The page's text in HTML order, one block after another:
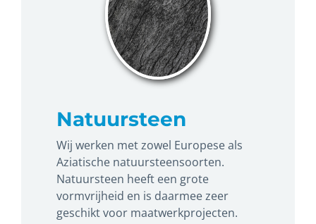
Natuursteen
Wij werken met zowel Europese als
Aziatische natuursteensoorten.
Natuursteen heeft een grote
vormvrijheid en is daarmee zeer
geschikt voor maatwerkprojecten.